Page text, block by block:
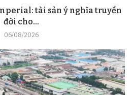
tài sản ý nghĩa truyền
đời cho...
06/08/2026